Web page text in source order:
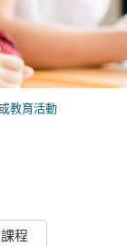
教育活動
程